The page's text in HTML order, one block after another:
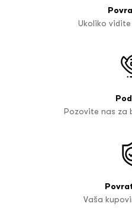
Ukoliko
Pozovite nas za
Vaša